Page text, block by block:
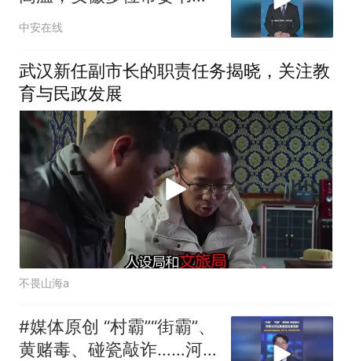
集中走进车间、施工现场
战高温 （编辑：晨晨）投
稿邮箱：3882124142
中安在线
武汉新任副市长的职责任务揭晓，关注教
育与民政发展
不畏山海a
#媒体原创 “村霸”“街霸”、
黄赌毒、碰瓷敲诈……河